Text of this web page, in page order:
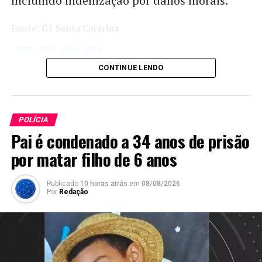
Fonte: G1 Santa Catarina
Twitter
Facebook
WhatsApp
Share
CONTINUE LENDO
POLÍCIA
Pai é condenado a 34 anos de prisão
por matar filho de 6 anos
Publicado 10 horas atrás em 08/08/2026
Por Redação